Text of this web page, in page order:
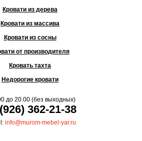
Кровати из дерева
Кровати из массива
Кровати из сосны
от производителя
Кровать тахта
Недорогие кровати
до 20.00 (без выходных)
362-21-38
info@murom-mebel-yar.ru